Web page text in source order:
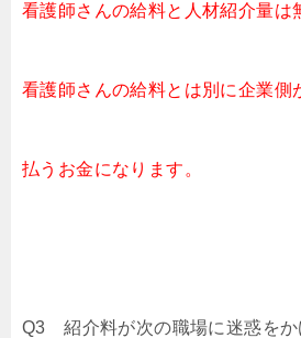
看護師さんの給料と人材紹介量は
看護師さんの給料とは別に企業側
払うお金になります。
Q3 紹介料が次の職場に迷惑をか